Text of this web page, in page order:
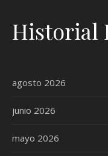
Historial
agosto 2026
junio 2026
mayo 2026